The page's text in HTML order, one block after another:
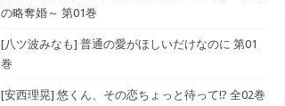
の略奪婚～ 第01巻
[八ツ波みなも] 普通の愛がほしいだけなのに 第01
巻
[安西理晃] 悠くん、その恋ちょっと待って!? 全02巻